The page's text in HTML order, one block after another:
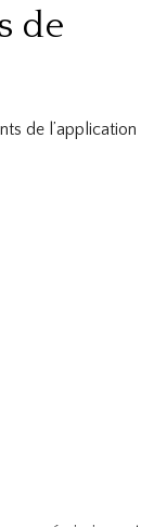
de
de l’application